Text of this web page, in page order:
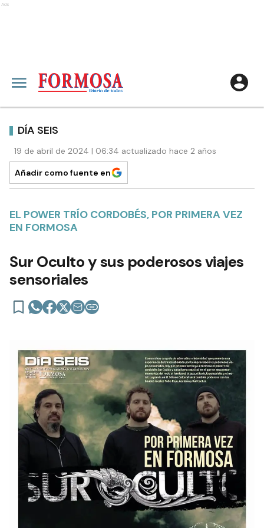
Ads
DÍA SEIS
19 de abril de 2024 | 06:34 actualizado hace 2 años
Añadir como fuente en
EL POWER TRÍO CORDOBÉS, POR PRIMERA VEZ
EN FORMOSA
Sur Oculto y sus poderosos viajes
sensoriales